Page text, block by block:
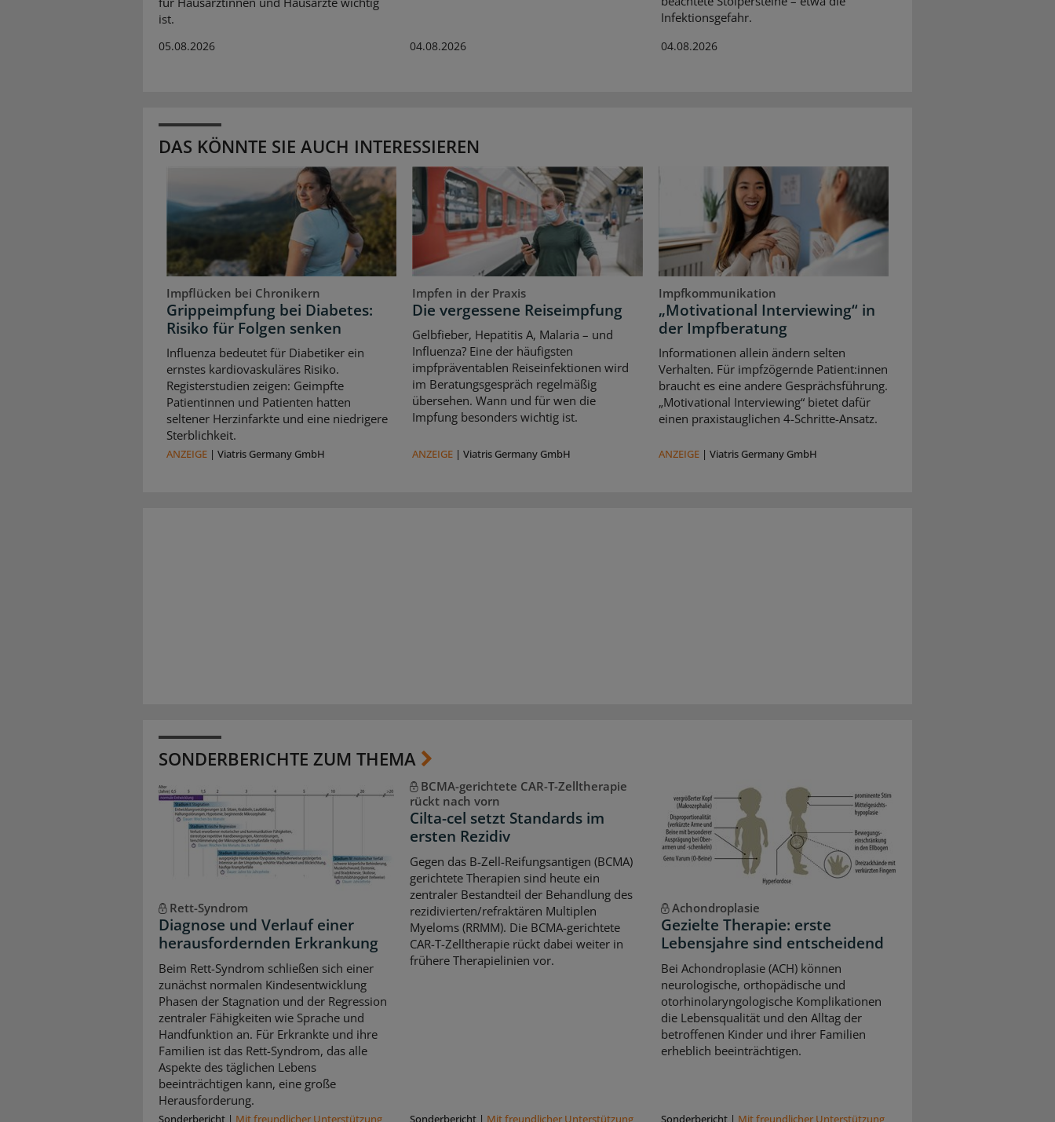
ist.
05.08.2026 04.08.2026
Infektionsgefahr.
04.08.2026
DAS KÖNNTE SIE AUCH INTERESSIEREN
Impflücken bei Chronikern
Grippeimpfung bei Diabetes:
Risiko für Folgen senken
Influenza bedeutet für Diabetiker ein
ernstes kardiovaskuläres Risiko.
Registerstudien zeigen: Geimpfte
Patientinnen und Patienten hatten
seltener Herzinfarkte und eine niedrigere
Sterblichkeit.
ANZEIGE | Viatris Germany GmbH
Impfen in der Praxis
Die vergessene Reiseimpfung
Gelbfieber, Hepatitis A, Malaria – und
Influenza? Eine der häufigsten
impfpräventablen Reiseinfektionen wird
im Beratungsgespräch regelmäßig
übersehen. Wann und für wen die
Impfung besonders wichtig ist.
ANZEIGE |Viatris Germany GmbH
Impfkommunikation
„Motivational Interviewing“ in
der Impfberatung
Informationen allein ändern selten
Verhalten. Für impfzögernde Patient:innen
braucht es eine andere Gesprächsführung.
„Motivational Interviewing“ bietet dafür
einen praxistauglichen 4-Schritte-Ansatz.
ANZEIGE| Viatris Germany GmbH
SONDERBERICHTE ZUM THEMA
Rett-Syndrom
Diagnose und Verlauf einer
herausfordernden Erkrankung
Beim Rett-Syndrom schließen sich einer
zunächst normalen Kindesentwicklung
Phasen der Stagnation und der Regression
zentraler Fähigkeiten wie Sprache und
Handfunktion an. Für Erkrankte und ihre
Familien ist das Rett-Syndrom, das alle
Aspekte des täglichen Lebens
beeinträchtigen kann, eine große
Herausforderung.
Sonderbericht | Mit freundlicher Unterstützung
BCMA-gerichtete CAR-T-Zelltherapie
rückt nach vorn
Cilta-cel setzt Standards im
ersten Rezidiv
Gegen das B-Zell-Reifungsantigen (BCMA)
gerichtete Therapien sind heute ein
zentraler Bestandteil der Behandlung des
rezidivierten/refraktären Multiplen
Myeloms (RRMM). Die BCMA-gerichtete
CAR-T-Zelltherapie rückt dabei weiter in
frühere Therapielinien vor.
Sonderbericht| Mit freundlicher Unterstützung
Achondroplasie
Gezielte Therapie: erste
Lebensjahre sind entscheidend
Bei Achondroplasie (ACH) können
neurologische, orthopädische und
otorhinolaryngologische Komplikationen
die Lebensqualität und den Alltag der
betroffenen Kinder und ihrer Familien
erheblich beeinträchtigen.
Sonderbericht| Mit freundlicher Unterstützung